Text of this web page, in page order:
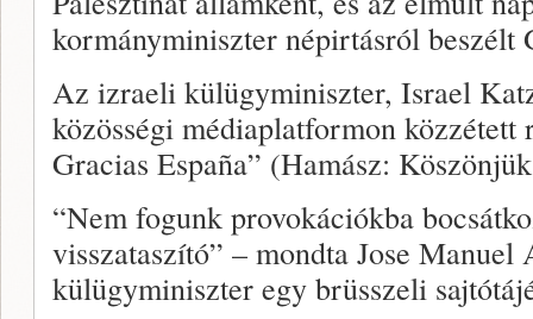
kormányminiszter népirtásról beszélt
Az izraeli külügyminiszter, Israel
közösségi médiaplatformon
Gracias España” (Hamász:
“Nem fogunk provokációkba
visszataszító” – mondta Jose Manuel
külügyminiszter egy brüsszeli